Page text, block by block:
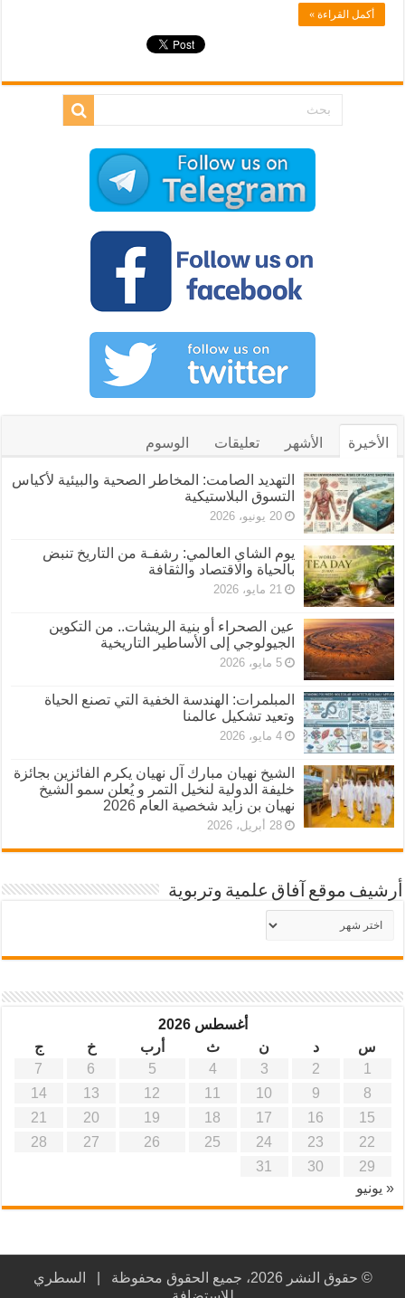
أكمل القراءة »
الأخيرة الأشهر تعليقات الوسوم
التهديد الصامت: المخاطر الصحية والبيئية لأكياس
التسوق البلاستيكية
20 يونيو، 2026
يوم الشاي العالمي: رشفـة من التاريخ تنبض
بالحياة والاقتصاد والثقافة
21 مايو، 2026
عين الصحراء أو بنية الريشات.. من التكوين
الجيولوجي إلى الأساطير التاريخية
5 مايو، 2026
المبلمرات: الهندسة الخفية التي تصنع الحياة
وتعيد تشكيل عالمنا
4 مايو، 2026
الشيخ نهيان مبارك آل نهيان يكرم الفائزين بجائزة
خليفة الدولية لنخيل التمر و يُعلن سمو الشيخ
نهيان بن زايد شخصية العام 2026
28 أبريل، 2026
أرشيف موقع آفاق علمية وتربوية
أرشيف
موقع
آفاق
أغسطس 2026
س
د ن ث أرب خ
ج
1
2
3
4
5
6
7
8
9
10
11
12
13
14
15
16
17
18
19
20
21
22
23
24
25
26
27
28
29
30
31
« يونيو
© حقوق النشر 2026، جميع الحقوق محفوظة |
السطري